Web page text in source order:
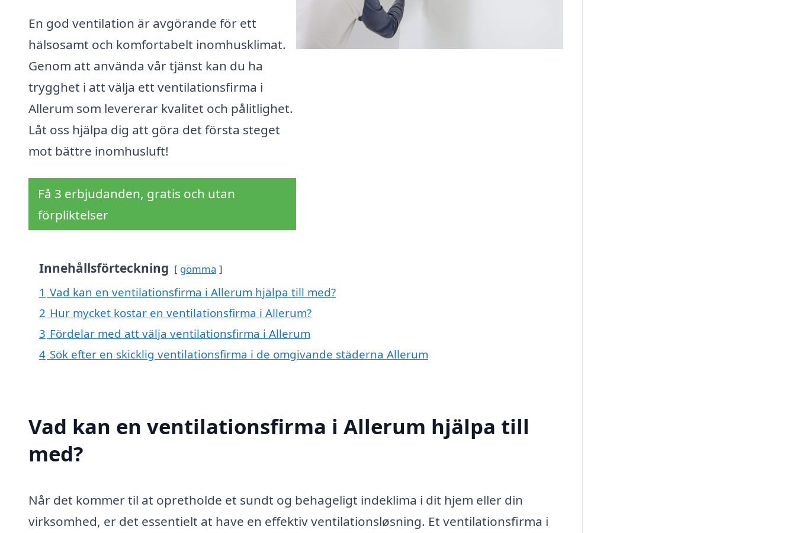
En god ventilation är avgörande för ett
hälsosamt och komfortabelt inomhusklimat.
Genom att använda vår tjänst kan du ha
trygghet i att välja ett ventilationsfirma i
Allerum som levererar kvalitet och pålitlighet.
Låt oss hjälpa dig att göra det första steget
mot bättre inomhusluft!
Få 3 erbjudanden, gratis och utan
förpliktelser
Innehållsförteckning gömma
1 Vad kan en ventilationsfirma i Allerum hjälpa till med?
2 Hur mycket kostar en ventilationsfirma i Allerum?
3 Fördelar med att välja ventilationsfirma i Allerum
4 Sök efter en skicklig ventilationsfirma i de omgivande städerna Allerum
Vad kan en ventilationsfirma i Allerum hjälpa till
med?
Når det kommer til at opretholde et sundt og behageligt indeklima i dit hjem eller din
virksomhed, er det essentielt at have en effektiv ventilationsløsning. Et ventilationsfirma i